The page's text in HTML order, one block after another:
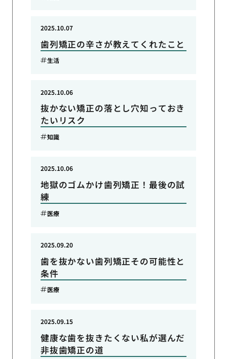
歯列矯正の辛さが教えてくれたこと
2025.10.07
生活
抜かない矯正の落とし穴知っておき
たいリスク
2025.10.06
知識
地獄のゴムかけ歯列矯正！最後の試
練
2025.10.06
医療
歯を抜かない歯列矯正その可能性と
条件
2025.09.20
医療
健康な歯を抜きたくない私が選んだ
非抜歯矯正の道
2025.09.15